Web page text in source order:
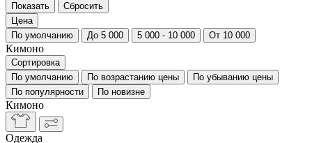
Цена
По умолчанию
До 5 000 5 000 - 10 000 От 10 000
Кимоно
Сортировка
По умолчанию
По возрастанию цены
По убыванию цены
По популярности
По новизне
Кимоно
Одежда